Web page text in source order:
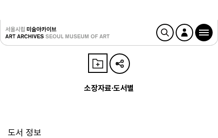
소장자료·도서별
도서 정보